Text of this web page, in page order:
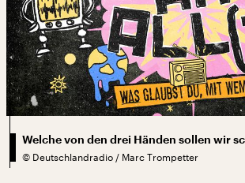
Welche von den drei Händen sollen wir
© Deutschlandradio / Marc Trompetter